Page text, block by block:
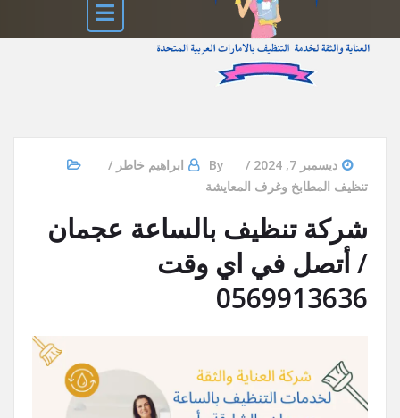
ديسمبر 7, 2024 By
ابراهيم خاطر
تنظيف المطابخ وغرف المعايشة
شركة تنظيف بالساعة عجمان
/ أتصل في اي وقت
0569913636